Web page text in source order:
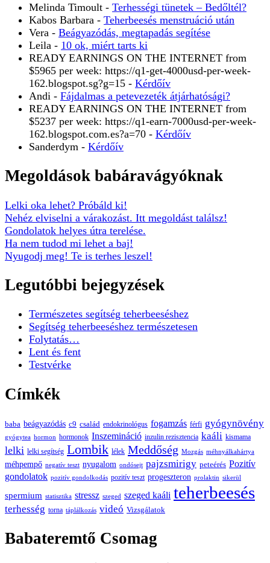
Melinda Timoult - Terhességi tünetek – Bedőltél?
Kabos Barbara - Teherbeesés menstruáció után
Vera - Beágyazódás, megtapadás segítése
Leila - 10 ok, miért tarts ki
READY EARNINGS ON THE INTERNET from
$5965 per week: https://q1-get-4000usd-per-week-
162.blogspot.sg?g=15 - Kérdőív
Andi - Fájdalmas a petevezeték átjárhatósági?
READY EARNINGS ON THE INTERNET from
$5237 per week: https://q1-earn-7000usd-per-week-
162.blogspot.com.es?a=70 - Kérdőív
Sanderdym - Kérdőív
Megoldások babáravágyóknak
Lelki oka lehet? Próbáld ki!
Nehéz elviselni a várakozást. Itt megoldást találsz!
Gondolatok helyes útra terelése.
Ha nem tudod mi lehet a baj!
Nyugodj meg! Te is terhes leszel!
Legutóbbi bejegyzések
Természetes segítség teherbeeséshez
Segítség teherbeeséshez természetesen
Folytatás…
Lent és fent
Testvérke
Címkék
baba beágyazódás c9 család endokrinológus fogamzás férfi gyógynövény
gyógytea hormon hormonok Inszemináció inzulin rezisztencia kaáli kismama
lelki lelki segítség Lombik lélek Meddőség Mozgás méhnyálkahártya
méhpempő negatív teszt nyugalom ondósejt pajzsmirigy peteérés Pozitív
gondolatok pozitív gondolkodás pozitív teszt progeszteron prolaktin sikerül
spermium statisztika stressz szeged szeged kaáli teherbeesés
terhesség torna táplálkozás videó Vizsgálatok
Babateremtő Csomag